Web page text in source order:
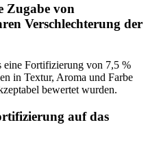
Zugabe von
Verschlechterung der
eine Fortifizierung von 7,5 %
in Textur, Aroma und Farbe
bewertet wurden.
auf das